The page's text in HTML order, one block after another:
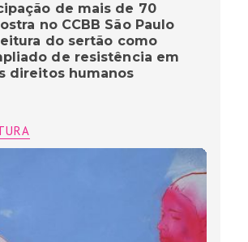
de mais de 70
no CCBB São Paulo
do sertão como
de resistência em
direitos humanos